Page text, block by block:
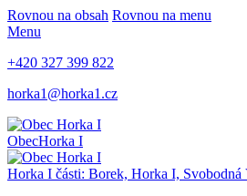
Rovnou na obsah Rovnou na menu
Menu
+420 327 399 822
horka1@horka1.cz
ObecHorka I
Horka I části: Borek, Horka I, Svobodná